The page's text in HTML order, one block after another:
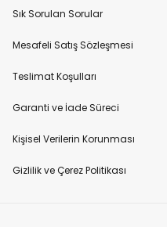
Sık Sorulan Sorular
Mesafeli Satış Sözleşmesi
Teslimat Koşulları
Garanti ve İade Süreci
Kişisel Verilerin Korunması
Gizlilik ve Çerez Politikası